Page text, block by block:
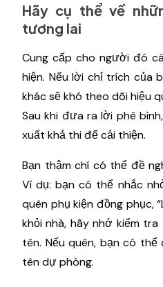
Hãy cụ thể về
tương lai
Cung cấp cho người đó
hiện. Nếu lời chỉ trích của
khác sẽ khó theo dõi hiệu
Sau khi đưa ra lời phê
xuất khả thi để cải thiện.
Bạn thậm chí có thể đề
Ví dụ: bạn có thể nhắc
quên phụ kiện đồng phục,
khỏi nhà, hãy nhớ kiểm
tên. Nếu quên, bạn có
tên dự phòng.